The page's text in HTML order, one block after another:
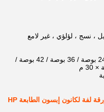
، نسج ، لؤلؤي ، غير لامع
أوراق A3 و A4 و 4R و 5R و 24 بوصة / 36 بوصة / 42 بوصة /